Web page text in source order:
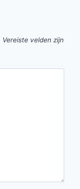
Vereiste velden zijn